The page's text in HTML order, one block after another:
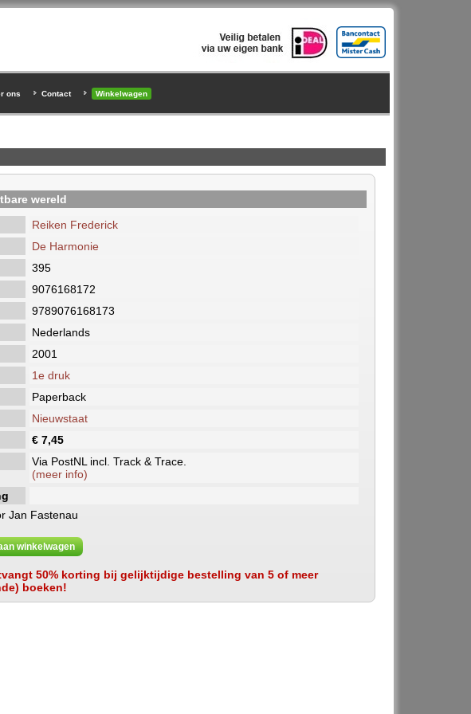
ons
Contact Winkelwagen
wereld
Reiken Frederick
De Harmonie
395
9076168172
9789076168173
Nederlands
2001
1e druk
Paperback
Nieuwstaat
€ 7,45
Via PostNL incl. Track & Trace.
(meer info)
Jan Fastenau
winkelwagen
50% korting bij gelijktijdige bestelling van 5 of meer
boeken!